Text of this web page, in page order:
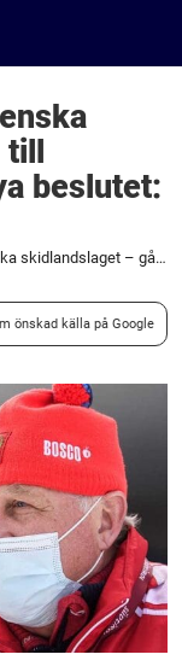
till
beslutet:
Ryska påhoppet mot svenska skidlandslaget – går nu till stenhård attack efter nya beslutet: "De är inte män"
önskad källa på Google